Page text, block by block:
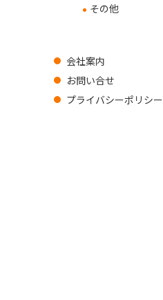
その他
会社案内
お問い合せ
プライバシーポリシー